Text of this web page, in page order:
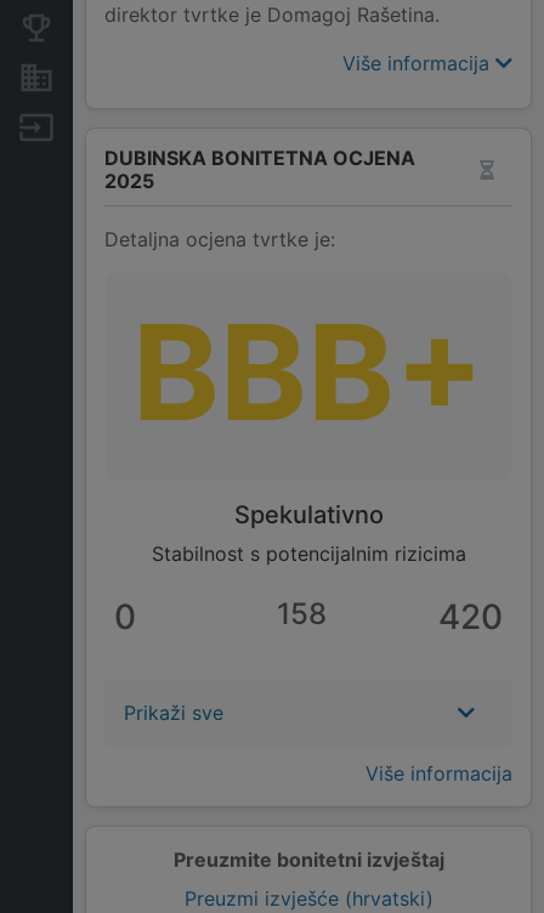
Konkurentske tvrtke
Izvoz
direktor tvrtke je Domagoj Rašetina.
Više informacija
Preuzmite bonitetni izvještaj
Preuzmi izvješće (hrvatski)
DUBINSKA BONITETNA OCJENA
2025
Detaljna ocjena tvrtke je:
BBB+
Spekulativno
Stabilnost s potencijalnim rizicima
0 158 420
Prikaži sve
Više informacija